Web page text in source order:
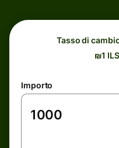
Tasso di
₪1
Importo